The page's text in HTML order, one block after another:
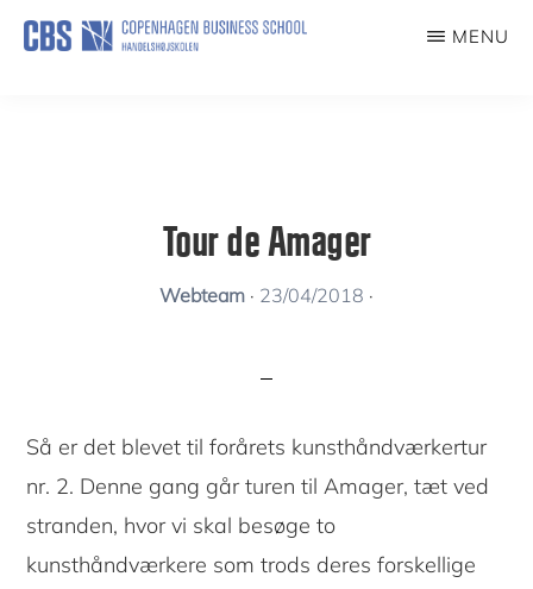
Skip
MENU
Tour de Amager
Webteam · 23/04/2018 ·
Så er det blevet til forårets kunsthåndværkertur
nr. 2. Denne gang går turen til Amager, tæt ved
stranden, hvor vi skal besøge to
kunsthåndværkere som trods deres forskellige